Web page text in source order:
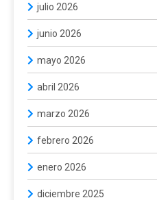
julio 2026
junio 2026
mayo 2026
abril 2026
marzo 2026
febrero 2026
enero 2026
diciembre 2025